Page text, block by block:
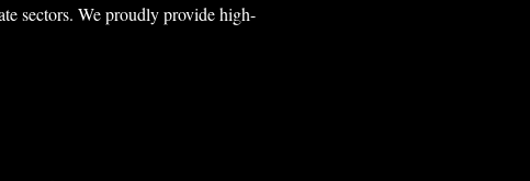
sectors. We proudly provide high-